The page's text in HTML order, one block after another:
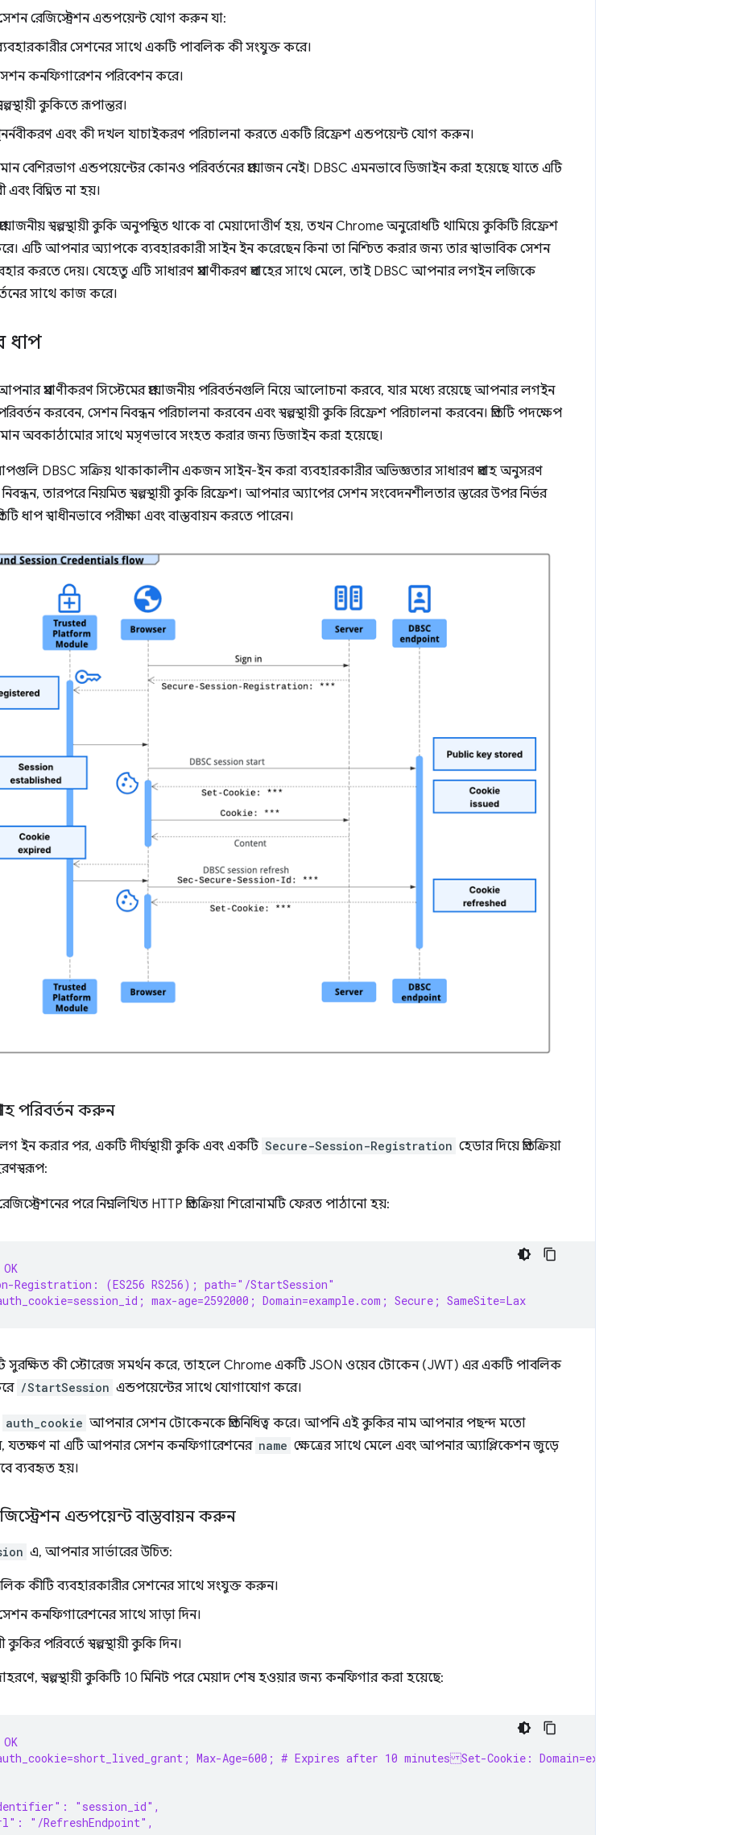
রেজিস্ট্রেশন এন্ডপয়েন্ট যোগ করুন যা:
সেশনের সাথে একটি পাবলিক কী সংযুক্ত করে।
কনফিগারেশন পরিবেশন করে।
কুকিতে রূপান্তর।
এবং কী দখল যাচাইকরণ পরিচালনা করতে একটি রিফ্রেশ এন্ডপয়েন্ট যোগ করুন।
বেশিরভাগ এন্ডপয়েন্টের কোনও পরিবর্তনের প্রয়োজন নেই। DBSC এমনভাবে ডিজাইন করা হয়েছে যাতে এটি
বিঘ্নিত না হয়।
স্বল্পস্থায়ী কুকি অনুপস্থিত থাকে বা মেয়াদোত্তীর্ণ হয়, তখন Chrome অনুরোধটি থামিয়ে কুকিটি রিফ্রেশ
এটি আপনার অ্যাপকে ব্যবহারকারী সাইন ইন করেছেন কিনা তা নিশ্চিত করার জন্য তার স্বাভাবিক সেশন
করতে দেয়। যেহেতু এটি সাধারণ প্রমাণীকরণ প্রবাহের সাথে মেলে, তাই DBSC আপনার লগইন লজিকে
সাথে কাজ করে।
ধাপ
প্রমাণীকরণ সিস্টেমের প্রয়োজনীয় পরিবর্তনগুলি নিয়ে আলোচনা করবে, যার মধ্যে রয়েছে আপনার লগইন
পরিবর্তন করবেন, সেশন নিবন্ধন পরিচালনা করবেন এবং স্বল্পস্থায়ী কুকি রিফ্রেশ পরিচালনা করবেন। প্রতিটি পদক্ষেপ
অবকাঠামোর সাথে মসৃণভাবে সংহত করার জন্য ডিজাইন করা হয়েছে।
DBSC সক্রিয় থাকাকালীন একজন সাইন-ইন করা ব্যবহারকারীর অভিজ্ঞতার সাধারণ প্রবাহ অনুসরণ
তারপরে নিয়মিত স্বল্পস্থায়ী কুকি রিফ্রেশ। আপনার অ্যাপের সেশন সংবেদনশীলতার স্তরের উপর নির্ভর
ধাপ স্বাধীনভাবে পরীক্ষা এবং বাস্তবায়ন করতে পারেন।
পরিবর্তন করুন
ইন করার পর, একটি দীর্ঘস্থায়ী কুকি এবং একটি Secure-Session-Registration হেডার দিয়ে প্রতিক্রিয়া
পরে নিম্নলিখিত HTTP প্রতিক্রিয়া শিরোনামটি ফেরত পাঠানো হয়:
Registration: (ES256 RS256); path="/StartSession"
max-age=2592000; Domain=example.com; Secure; SameSite=Lax
সুরক্ষিত কী স্টোরেজ সমর্থন করে, তাহলে Chrome একটি JSON ওয়েব টোকেন (JWT) এর একটি পাবলিক
/StartSession এন্ডপয়েন্টের সাথে যোগাযোগ করে।
auth_cookie আপনার সেশন টোকেনকে প্রতিনিধিত্ব করে। আপনি এই কুকির নাম আপনার পছন্দ মতো
যতক্ষণ না এটি আপনার সেশন কনফিগারেশনের name ক্ষেত্রের সাথে মেলে এবং আপনার অ্যাপ্লিকেশন জুড়ে
ব্যবহৃত হয়।
এন্ডপয়েন্ট বাস্তবায়ন করুন
এ, আপনার সার্ভারের উচিত:
কীটি ব্যবহারকারীর সেশনের সাথে সংযুক্ত করুন।
কনফিগারেশনের সাথে সাড়া দিন।
কুকির পরিবর্তে স্বল্পস্থায়ী কুকি দিন।
স্বল্পস্থায়ী কুকিটি 10 ​​মিনিট পরে মেয়াদ শেষ হওয়ার জন্য কনফিগার করা হয়েছে:
Max-Age=600; # Expires after 10 minutesSet-Cookie: Domain=example.com; Secure;
"session_id",
"/RefreshEndpoint",